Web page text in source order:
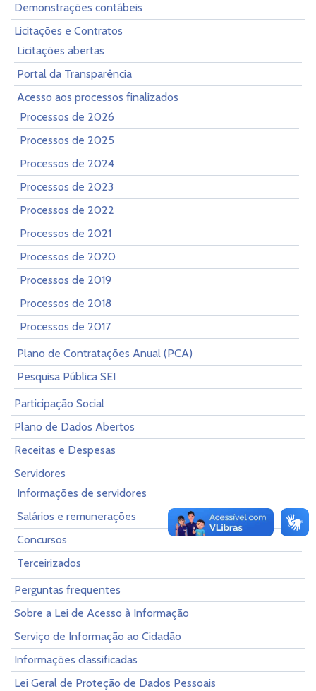
Demonstrações contábeis
Licitações e Contratos
Licitações abertas
Portal da Transparência
Acesso aos processos finalizados
Processos de 2026
Processos de 2025
Processos de 2024
Processos de 2023
Processos de 2022
Processos de 2021
Processos de 2020
Processos de 2019
Processos de 2018
Processos de 2017
Plano de Contratações Anual (PCA)
Pesquisa Pública SEI
Participação Social
Plano de Dados Abertos
Receitas e Despesas
Servidores
Informações de servidores
Salários e remunerações
Concursos
Terceirizados
Perguntas frequentes
Sobre a Lei de Acesso à Informação
Serviço de Informação ao Cidadão
Informações classificadas
Lei Geral de Proteção de Dados Pessoais